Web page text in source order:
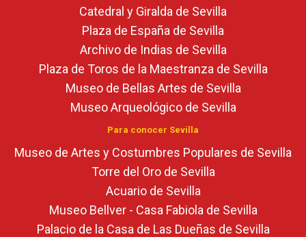
Catedral y Giralda de Sevilla
Plaza de España de Sevilla
Archivo de Indias de Sevilla
Plaza de Toros de la Maestranza de Sevilla
Museo de Bellas Artes de Sevilla
Museo Arqueológico de Sevilla
Para conocer Sevilla
Museo de Artes y Costumbres Populares de Sevilla
Torre del Oro de Sevilla
Acuario de Sevilla
Museo Bellver - Casa Fabiola de Sevilla
Palacio de la Casa de Las Dueñas de Sevilla